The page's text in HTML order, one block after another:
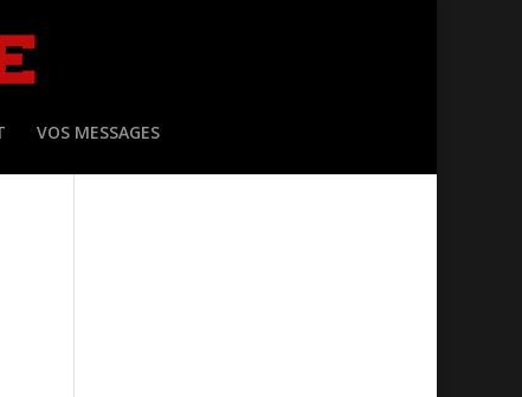
VOS MESSAGES